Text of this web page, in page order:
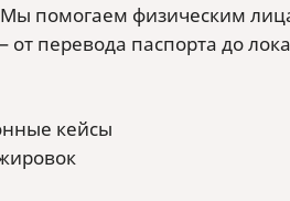
Мы помогаем физическим
от перевода паспорта до
кейсы